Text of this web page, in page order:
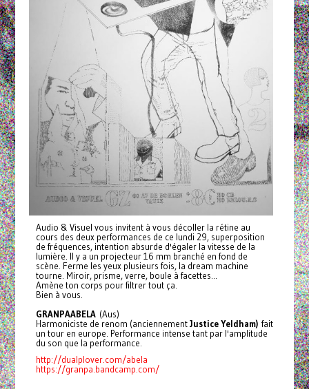
Audio & Visuel vous invitent à vous décoller la rétine au
cours des deux performances de ce lundi 29, superposition
de fréquences, intention absurde d'égaler la vitesse de la
lumière. Il y a un projecteur 16 mm branché en fond de
scène. Ferme les yeux plusieurs fois, la dream machine
tourne. Miroir, prisme, verre, boule à facettes...
Amène ton corps pour filtrer tout ça.
Bien à vous.
GRANPAABELA(Aus)
Harmoniciste de renom (anciennementJustice Yeldham)fait
un tour en europe. Performance intense tant par l'amplitude
du son que la performance.
http://dualplover.com/abela
https://granpa.bandcamp.com/